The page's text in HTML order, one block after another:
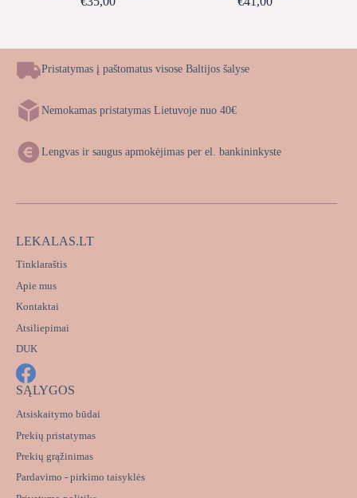
Pristatymas į paštomatus visose Baltijos šalyse
Nemokamas pristatymas Lietuvoje nuo 40€
Lengvas ir saugus apmokėjimas per el. bankininkyste
LEKALAS.LT
Tinklaraštis
Apie mus
Kontaktai
Atsiliepimai
DUK
SĄLYGOS
Atsiskaitymo būdai
Prekių pristatymas
Prekių grąžinimas
Pardavimo - pirkimo taisyklės